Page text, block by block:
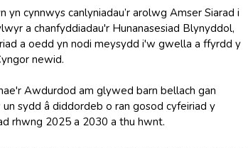
yn cynnwys canlyniadau’r arolwg Amser Siarad i
a chanfyddiadau'r Hunanasesiad Blynyddol,
a oedd yn nodi meysydd i'w gwella a ffyrdd y
newid.
Awdurdod am glywed barn bellach gan
un sydd â diddordeb o ran gosod cyfeiriad y
rhwng 2025 a 2030 a thu hwnt.